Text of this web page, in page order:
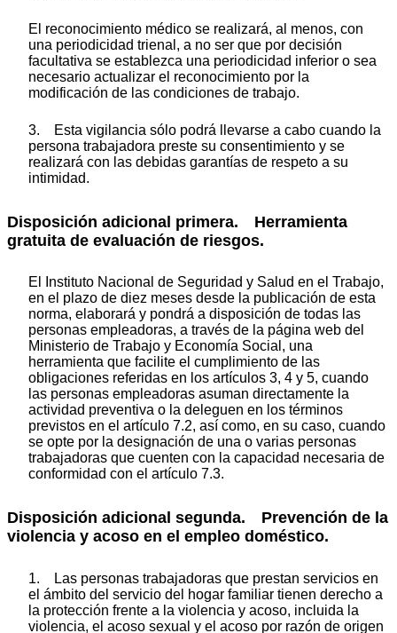
El reconocimiento médico se realizará, al menos, con
una periodicidad trienal, a no ser que por decisión
facultativa se establezca una periodicidad inferior o sea
necesario actualizar el reconocimiento por la
modificación de las condiciones de trabajo.
3. Esta vigilancia sólo podrá llevarse a cabo cuando la
persona trabajadora preste su consentimiento y se
realizará con las debidas garantías de respeto a su
intimidad.
Disposición adicional primera. Herramienta
gratuita de evaluación de riesgos.
El Instituto Nacional de Seguridad y Salud en el Trabajo,
en el plazo de diez meses desde la publicación de esta
norma, elaborará y pondrá a disposición de todas las
personas empleadoras, a través de la página web del
Ministerio de Trabajo y Economía Social, una
herramienta que facilite el cumplimiento de las
obligaciones referidas en los artículos 3, 4 y 5, cuando
las personas empleadoras asuman directamente la
actividad preventiva o la deleguen en los términos
previstos en el artículo 7.2, así como, en su caso, cuando
se opte por la designación de una o varias personas
trabajadoras que cuenten con la capacidad necesaria de
conformidad con el artículo 7.3.
Disposición adicional segunda. Prevención de la
violencia y acoso en el empleo doméstico.
1. Las personas trabajadoras que prestan servicios en
el ámbito del servicio del hogar familiar tienen derecho a
la protección frente a la violencia y acoso, incluida la
violencia, el acoso sexual y el acoso por razón de origen